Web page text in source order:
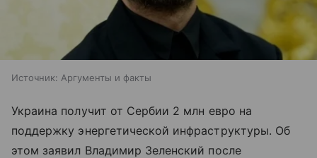
Источник: Аргументы и факты
Украина получит от Сербии 2 млн евро на
поддержку энергетической инфраструктуры. Об
этом заявил Владимир Зеленский после